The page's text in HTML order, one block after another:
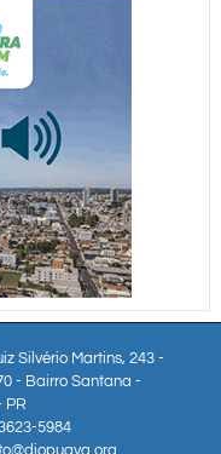
Silvério Martins, 243 -
- Bairro Santana -
PR
5984